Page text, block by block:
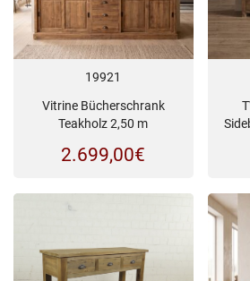
19921
Vitrine Bücherschrank
Teakholz 2,50 m
2.699,00€